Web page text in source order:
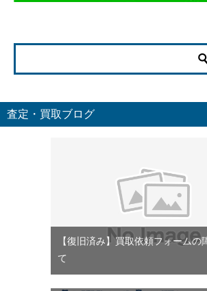
査定・買取ブログ
【復旧済み】買取依頼フォームの
て